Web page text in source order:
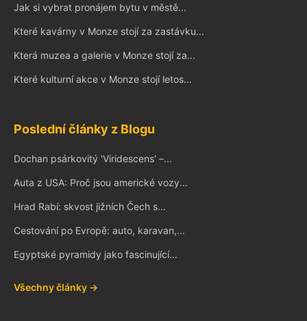
Jak si vybrat pronájem bytu v městě...
Které kavárny v Monze stojí za zastávku...
Která muzea a galerie v Monze stojí za...
Které kulturní akce v Monze stojí letos...
Poslední články z Blogu
Dochan psárkovitý 'Viridescens' –...
Auta z USA: Proč jsou americké vozy...
Hrad Rabí: skvost jižních Čech s...
Cestování po Evropě: auto, karavan,...
Egyptské pyramidy jako fascinující...
Všechny články →